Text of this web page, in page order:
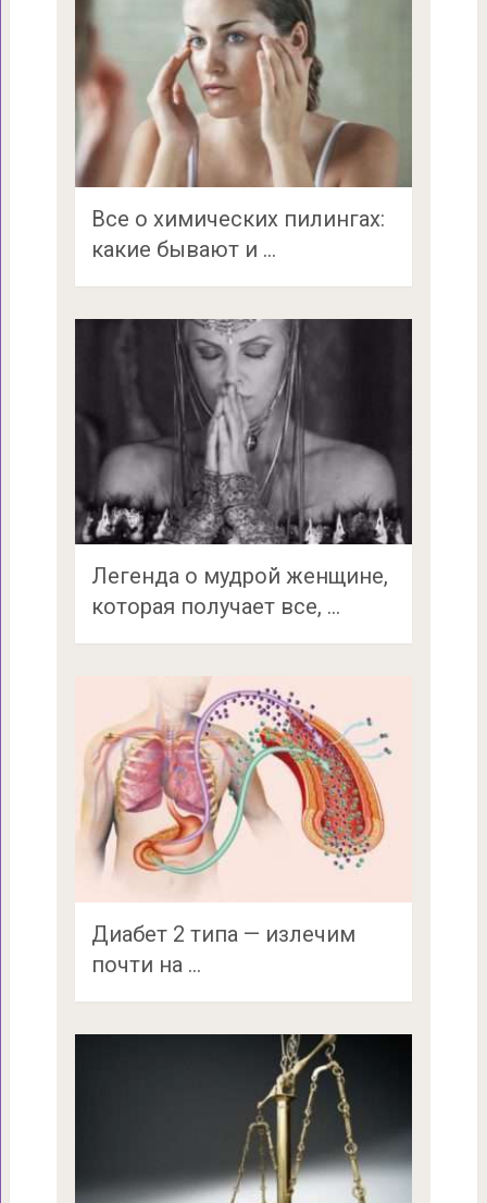
Все о химических пилингах:
какие бывают и …
Легенда о мудрой женщине,
которая получает все, …
Диабет 2 типа — излечим
почти на …